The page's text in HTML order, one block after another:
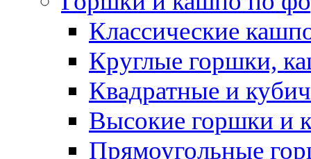
Классические
Круглые горшки,
Квадратные и
Высокие горшки и
Прямоугольные